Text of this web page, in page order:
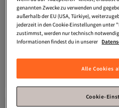
Josef SeibelEstelle 15 | Sandale für
Damen | Rot Estelle 15, bordeaux
62,
genannten Zwecke zu verwenden und
außerhalb der EU (USA, Türkiye),
jederzeit in den Cookie-Einstellungen
zustimmst, werden nur technisch
Informationen findest du in unserer
Alle Cookies
Cookie-